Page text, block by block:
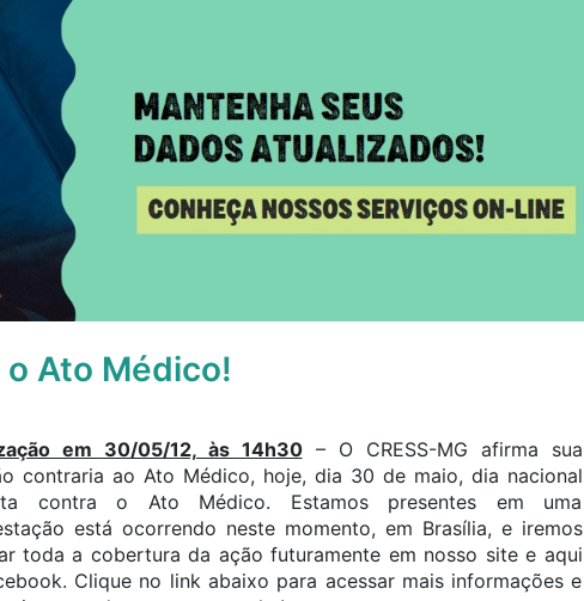
Ato Médico!
em 30/05/12, às 14h30– O CRESS-MG afirma sua
contraria ao Ato Médico, hoje, dia 30 de maio, dia nacional
contra o Ato Médico. Estamos presentes em uma
está ocorrendo neste momento, em Brasília, e iremos
toda a cobertura da ação futuramente em nosso site e aqui
Clique no link abaixo para acessar mais informações e